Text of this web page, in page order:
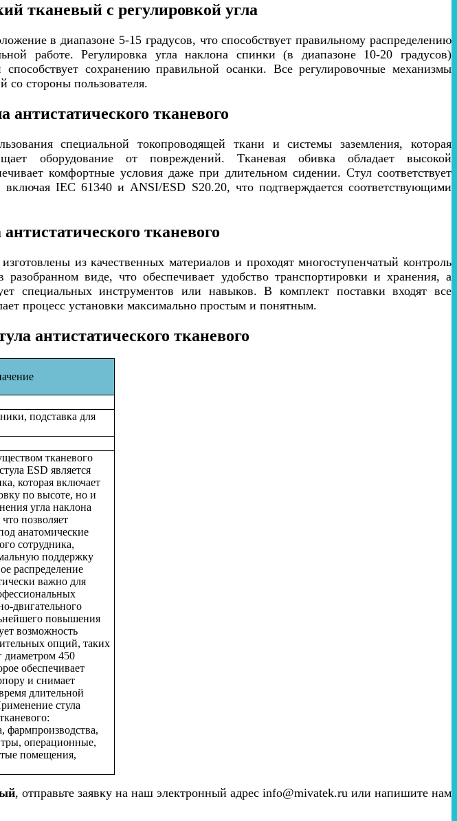
тканевый с регулировкой угла
в диапазоне 5-15 градусов, что способствует правильному распределению
работе. Регулировка угла наклона спинки (в диапазоне 10-20 градусов)
сохранению правильной осанки. Все регулировочные механизмы
со стороны пользователя.
антистатического тканевого
специальной токопроводящей ткани и системы заземления, которая
оборудование от повреждений. Тканевая обивка обладает высокой
комфортные условия даже при длительном сидении. Стул соответствует
IEC 61340 и ANSI/ESD S20.20, что подтверждается соответствующими
тканевого
из качественных материалов и проходят многоступенчатый контроль
виде, что обеспечивает удобство транспортировки и хранения, а
специальных инструментов или навыков. В комплект поставки входят все
процесс установки максимально простым и понятным.
антистатического тканевого
подставка для
тканевого
ESD является
которая включает
по высоте, но и
угла наклона
позволяет
анатомические
сотрудника,
поддержку
распределение
важно для
двигательного
повышения
возможность
опций, таких
диаметром 450
обеспечивает
и снимает
длительной
стула
фармпроизводства,
операционные,
помещения,
, отправьте заявку на наш электронный адрес info@mivatek.ru или напишите нам